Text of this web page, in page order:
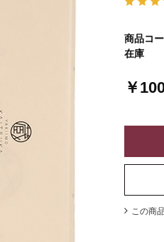
￥
商品コ
在庫
この商